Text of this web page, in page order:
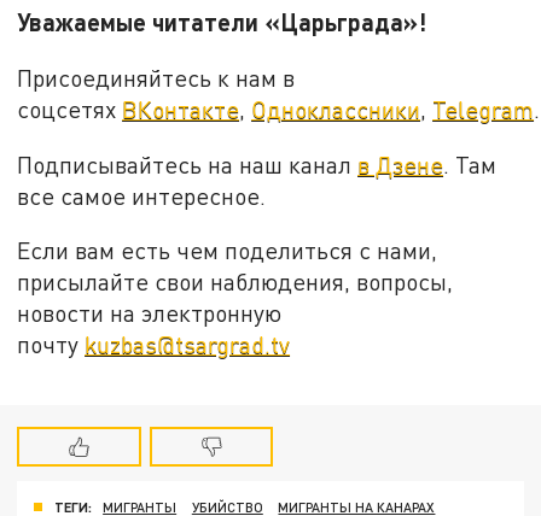
Уважаемые читатели «Царьграда»!
Присоединяйтесь к нам в
соцсетях ВКонтакте, Одноклассники, Telegram.
Подписывайтесь на наш канал в Дзене . Там
все самое интересное.
Если вам есть чем поделиться с нами,
присылайте свои наблюдения, вопросы,
новости на электронную
почту kuzbas@tsargrad.tv
ТЕГИ: МИГРАНТЫ УБИЙСТВО МИГРАНТЫ НА КАНАРАХ